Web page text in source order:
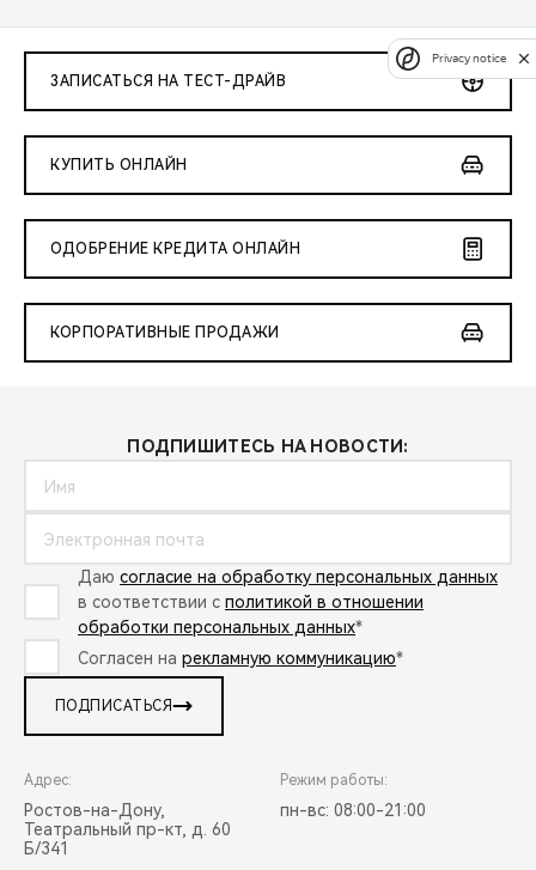
ЗАПИСАТЬСЯ НА ТЕСТ-ДРАЙВ
КУПИТЬ ОНЛАЙН
ОДОБРЕНИЕ КРЕДИТА ОНЛАЙН
КОРПОРАТИВНЫЕ ПРОДАЖИ
ПОДПИШИТЕСЬ НА НОВОСТИ:
Даю согласие на обработку персональных данных
в соответствии с политикой в отношении
обработки персональных данных*
Согласен на рекламную коммуникацию*
ПОДПИСАТЬСЯ
Адрес:
Ростов-на-Дону,
Театральный пр-кт, д. 60
Б/341
Режим работы:
пн-вс: 08:00-21:00
Privacy notice